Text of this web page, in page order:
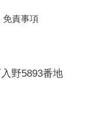
免責事項
野5893番地